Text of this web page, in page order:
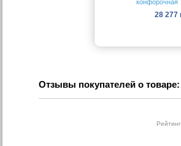
конфорочная
28 277
Отзывы покупателей о товаре: